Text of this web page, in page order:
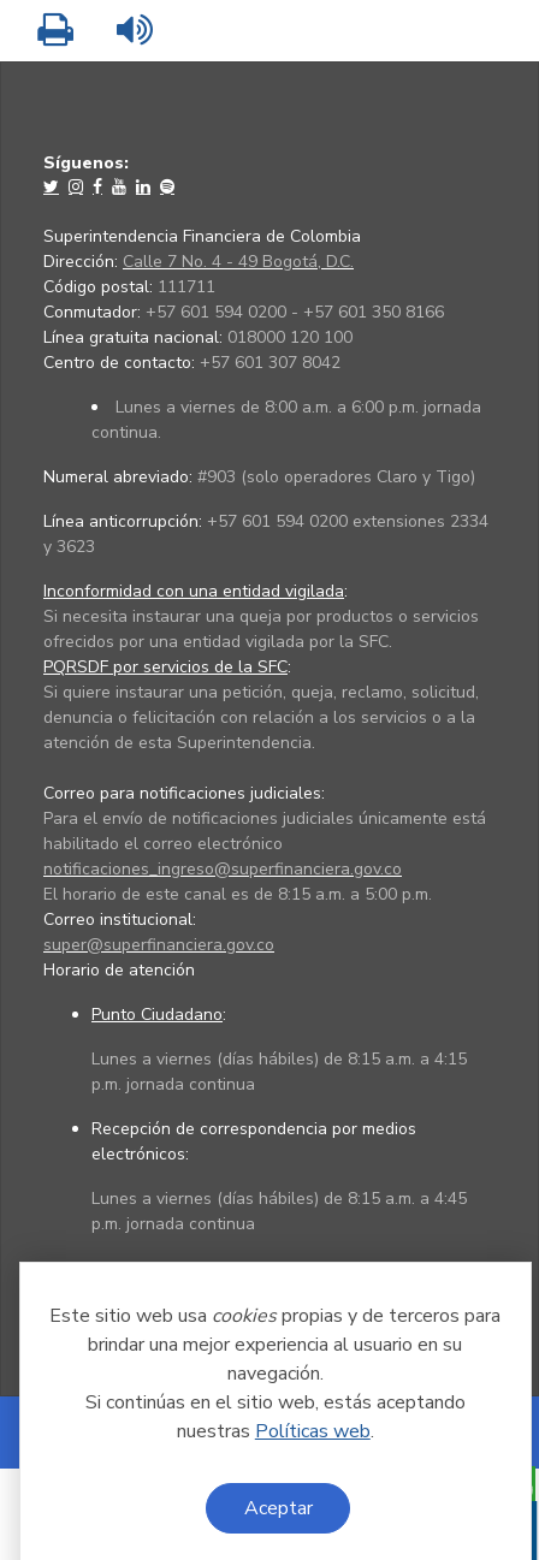
Este sitio web usa cookiespropias y de terceros para
brindar una mejor experiencia al usuario en su
navegación.
Si continúas en el sitio web, estás aceptando
nuestras Políticas web.
Aceptar
Imprimir
Síguenos:
Superintendencia Financiera de Colombia
Dirección: Calle 7 No. 4 - 49 Bogotá, D.C.
Código postal: 111711
Conmutador: +57 601 594 0200 - +57 601 350 8166
Línea gratuita nacional: 018000 120 100
Centro de contacto: +57 601 307 8042
Lunes a viernes de 8:00 a.m. a 6:00 p.m. jornada
continua.
Numeral abreviado: #903 (solo operadores Claro y Tigo)
Línea anticorrupción: +57 601 594 0200 extensiones 2334
y 3623
Inconformidad con una entidad vigilada:
Si necesita instaurar una queja por productos o servicios
ofrecidos por una entidad vigilada por la SFC.
PQRSDF por servicios de la SFC:
Si quiere instaurar una petición, queja, reclamo, solicitud,
denuncia o felicitación con relación a los servicios o a la
atención de esta Superintendencia.
Correo para notificaciones judiciales:
Para el envío de notificaciones judiciales únicamente está
habilitado el correo electrónico
notificaciones_ingreso@superfinanciera.gov.co
El horario de este canal es de 8:15 a.m. a 5:00 p.m.
Correo institucional:
super@superfinanciera.gov.co
Horario de atención
Punto Ciudadano:
Lunes a viernes (días hábiles) de 8:15 a.m. a 4:15
p.m. jornada continua
Recepción de correspondencia por medios
electrónicos:
Lunes a viernes (días hábiles) de 8:15 a.m. a 4:45
p.m. jornada continua
Powered by Nexura